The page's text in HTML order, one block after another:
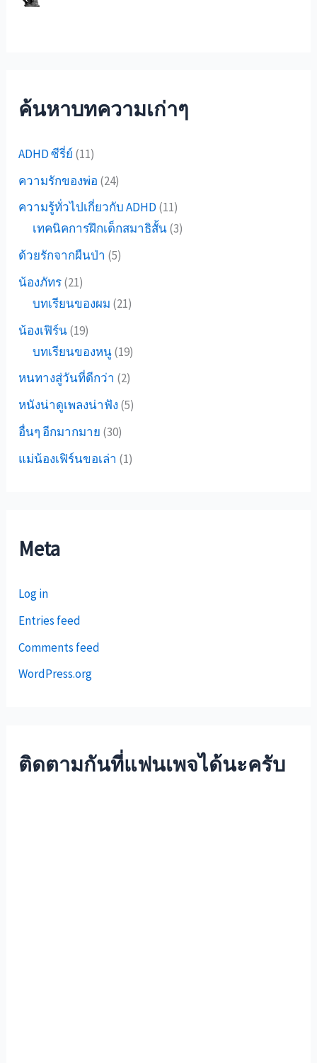
ค้นหาบทความเก่าๆ
ADHD ซีรี่ย์ (11)
ความรักของพ่อ (24)
ความรู้ทั่วไปเกี่ยวกับ ADHD (11)
เทคนิคการฝึกเด็กสมาธิสั้น(3)
ด้วยรักจากผืนป่า (5)
น้องภัทร(21)
บทเรียนของผม (21)
น้องเฟิร์น(19)
บทเรียนของหนู(19)
หนทางสู่วันที่ดีกว่า (2)
หนังน่าดูเพลงน่าฟัง (5)
อื่นๆ อีกมากมาย (30)
แม่น้องเฟิร์นขอเล่า (1)
Meta
Log in
Entries feed
Comments feed
WordPress.org
ติดตามกันที่แฟนเพจได้นะครับ